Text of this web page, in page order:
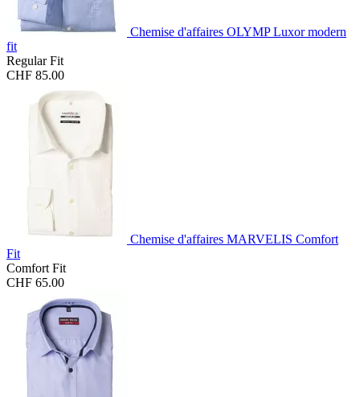
Chemise d'affaires OLYMP Luxor modern
fit
Regular Fit
CHF 85.00
Chemise d'affaires MARVELIS Comfort
Fit
Comfort Fit
CHF 65.00